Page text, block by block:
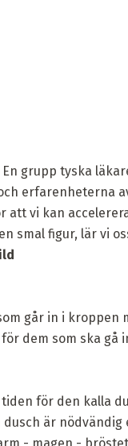
En grupp tyska
erfarenheterna
att vi kan
smal figur, lär vi
går in i kroppen
dem som ska
för den kalla
är